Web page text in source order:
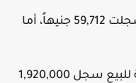
سعر الأونصة بالنسبة للبيع سجلت 59,712 جنيهاً، أما
سعر الكيلو من الذهب بالنسبة للبيع سجل 1,920,000